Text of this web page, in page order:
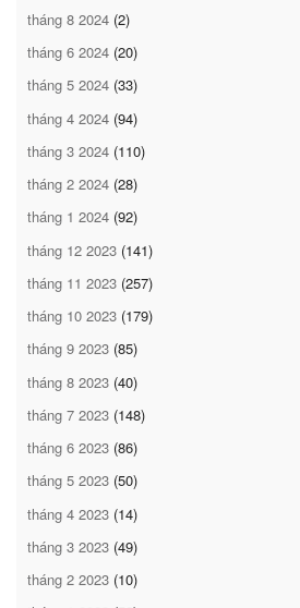
tháng 8 2024 (2)
tháng 6 2024 (20)
tháng 5 2024 (33)
tháng 4 2024 (94)
tháng 3 2024 (110)
tháng 2 2024 (28)
tháng 1 2024 (92)
tháng 12 2023 (141)
tháng 11 2023 (257)
tháng 10 2023 (179)
tháng 9 2023 (85)
tháng 8 2023 (40)
tháng 7 2023 (148)
tháng 6 2023 (86)
tháng 5 2023 (50)
tháng 4 2023 (14)
tháng 3 2023 (49)
tháng 2 2023 (10)